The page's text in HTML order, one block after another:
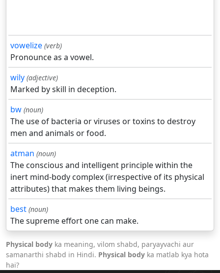
vowelize (verb)
Pronounce as a vowel.
wily (adjective)
Marked by skill in deception.
bw (noun)
The use of bacteria or viruses or toxins to destroy
men and animals or food.
atman (noun)
The conscious and intelligent principle within the
inert mind-body complex (irrespective of its physical
attributes) that makes them living beings.
best (noun)
The supreme effort one can make.
Physical body ka meaning, vilom shabd, paryayvachi aur
samanarthi shabd in Hindi. Physical body ka matlab kya hota
hai?